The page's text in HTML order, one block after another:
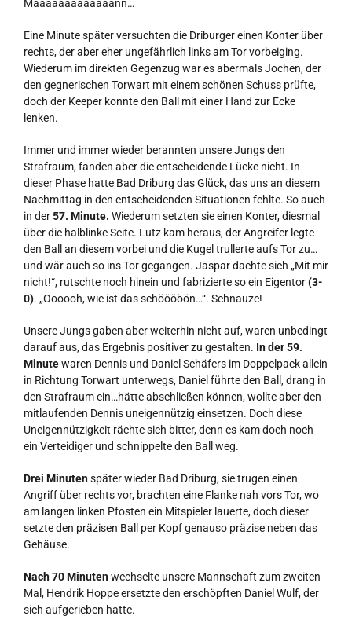
Maaaaaaaaaaaaann…
Eine Minute später versuchten die Driburger einen Konter über
rechts, der aber eher ungefährlich links am Tor vorbeiging.
Wiederum im direkten Gegenzug war es abermals Jochen, der
den gegnerischen Torwart mit einem schönen Schuss prüfte,
doch der Keeper konnte den Ball mit einer Hand zur Ecke
lenken.
Immer und immer wieder berannten unsere Jungs den
Strafraum, fanden aber die entscheidende Lücke nicht. In
dieser Phase hatte Bad Driburg das Glück, das uns an diesem
Nachmittag in den entscheidenden Situationen fehlte. So auch
in der57. Minute. Wiederum setzten sie einen Konter, diesmal
über die halblinke Seite. Lutz kam heraus, der Angreifer legte
den Ball an diesem vorbei und die Kugel trullerte aufs Tor zu…
und wär auch so ins Tor gegangen. Jaspar dachte sich „Mit mir
nicht!“, rutschte noch hinein und fabrizierte so ein Eigentor(3-
0). „Oooooh, wie ist das schööööön…“. Schnauze!
Unsere Jungs gaben aber weiterhin nicht auf, waren unbedingt
darauf aus, das Ergebnis positiver zu gestalten. In der 59.
Minutewaren Dennis und Daniel Schäfers im Doppelpack allein
in Richtung Torwart unterwegs, Daniel führte den Ball, drang in
den Strafraum ein…hätte abschließen können, wollte aber den
mitlaufenden Dennis uneigennützig einsetzen. Doch diese
Uneigennützigkeit rächte sich bitter, denn es kam doch noch
ein Verteidiger und schnippelte den Ball weg.
Drei Minutenspäter wieder Bad Driburg, sie trugen einen
Angriff über rechts vor, brachten eine Flanke nah vors Tor, wo
am langen linken Pfosten ein Mitspieler lauerte, doch dieser
setzte den präzisen Ball per Kopf genauso präzise neben das
Gehäuse.
Nach 70 Minutenwechselte unsere Mannschaft zum zweiten
Mal, Hendrik Hoppe ersetzte den erschöpften Daniel Wulf, der
sich aufgerieben hatte.